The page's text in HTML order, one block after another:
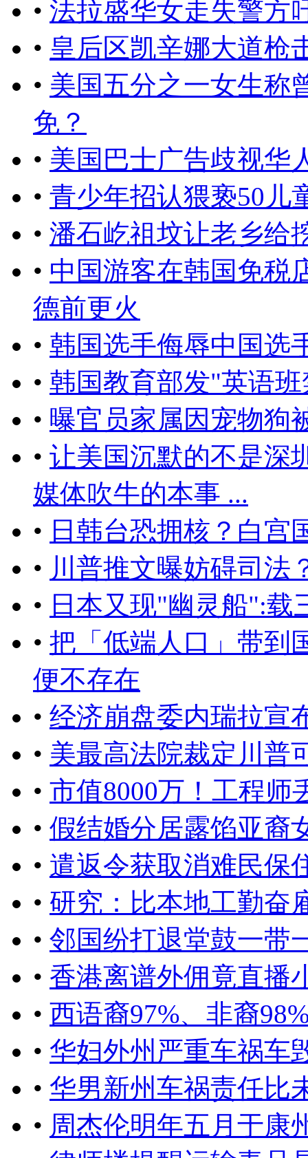
• 法拉盛华女走失警方
• 皇后区凯辛娜大道枪
• 美国五分之一女生称
免？
• 美国巴士广告歧视华
• 青少年招认猥亵50儿
• 潘石屹祖坟让老乡给
• 中国游客在韩国免税
德前更火
• 韩国选手侮辱中国选
• 韩国教育部发"英语
• 曝官员家属因宠物狗
• 让美国沉默的不是深
媒体吹牛的本事 ...
• 日韩台恐拥核？白宫
• 川普推文曝妨碍司法
• 日本又现"幽灵船":载
• 把「低端人口」带到
便不存在
• 经济崩盘委内瑞拉宣
• 美最高法院裁定川普
• 市值8000万！工程师
• 假结婚分居露馅亚裔
• 遣返令获取消难民保
• 研究：比本地工勤奋
• 邻国纷打退堂鼓一带
• 香港离谱外佣竟直播
• 西语裔97%、非裔
• 华妇外州严重车祸车
• 华男新州车祸责任比
• 周杰伦明年五月于康